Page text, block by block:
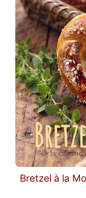
Bretzel à la